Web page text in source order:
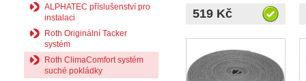
ALPHATEC příslušenství pro
instalaci
Roth Originální Tacker
systém
Roth ClimaComfort systém
suché pokládky
519 Kč